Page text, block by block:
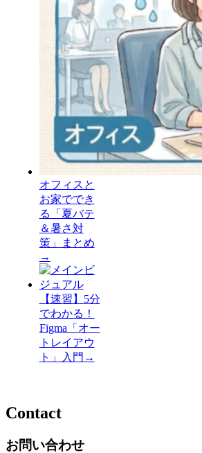
オフィスと
お家ででき
る「夏バテ
＆暑さ対
策」まとめ
→
【速習】5分
でわかる！
Figma「オー
トレイアウ
ト」入門 →
Contact
お問い合わせ